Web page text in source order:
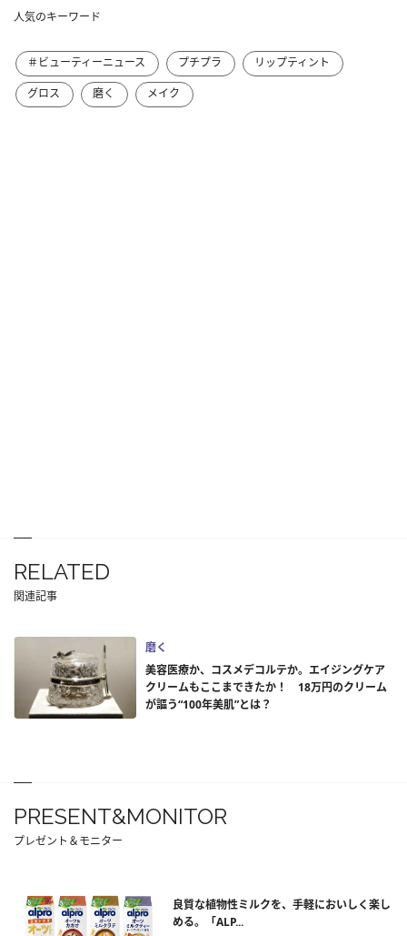
人気のキーワード
＃ビューティーニュース プチプラ
リップティント
グロス
磨く メイク
RELATED
関連記事
磨く
美容医療か、コスメデコルテか。エイジングケア
クリームもここまできたか！ 18万円のクリーム
が謳う“100年美肌”とは？
PRESENT&MONITOR
プレゼント＆モニター
良質な植物性ミルクを、手軽においしく楽し
める。「ALP...